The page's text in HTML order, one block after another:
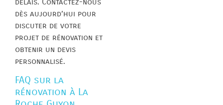
dès aujourd’hui pour
discuter de votre
projet de rénovation et
obtenir un devis
personnalisé.
FAQ sur la
rénovation à La